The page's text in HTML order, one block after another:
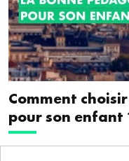
Comment
pour son enfant